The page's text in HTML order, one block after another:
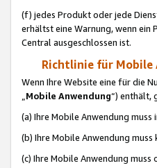
(f) jedes Produkt oder jede
erhältst eine Warnung, wenn ein
Central ausgeschlossen ist.
Richtlinie für Mobile
Wenn Ihre Website eine für die
„Mobile Anwendung“) enthält,
(a) Ihre Mobile Anwendung
(b) Ihre Mobile Anwendung
(c) Ihre Mobile Anwendung muss